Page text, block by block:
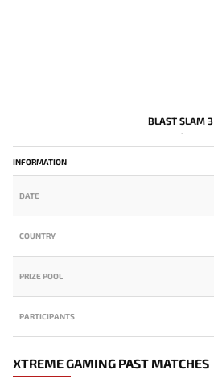
BLAST SLAM 3
-
INFORMATION
DATE
COUNTRY
PRIZE POOL
PARTICIPANTS
XTREME GAMING PAST MATCHES